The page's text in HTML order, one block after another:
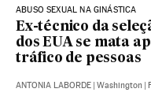
ABUSO SEXUAL NA GINÁSTICA
Ex-técnico da
dos EUA se mata
tráfico de pessoas
ANTONIA LABORDE | Washington |